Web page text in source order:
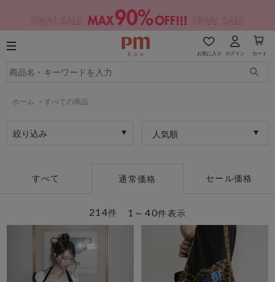
お気に入り ログイン カート
ホーム > すべての商品
絞り込み 人気順
すべて 通常価格 セール価格
1～40件表示
214件